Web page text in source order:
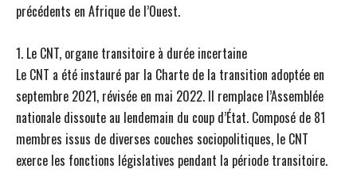
précédents en Afrique de l’Ouest.
1. Le CNT, organe transitoire à durée incertaine
Le CNT a été instauré par la Charte de la transition adoptée en
septembre 2021, révisée en mai 2022. Il remplace l’Assemblée
nationale dissoute au lendemain du coup d’État. Composé de 81
membres issus de diverses couches sociopolitiques, le CNT
exerce les fonctions législatives pendant la période transitoire.